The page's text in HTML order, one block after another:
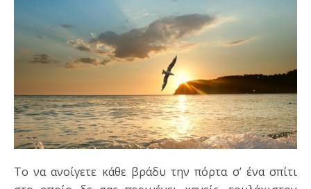
Το να ανοίγετε κάθε βράδυ την πόρτα σ’ ένα σπίτι